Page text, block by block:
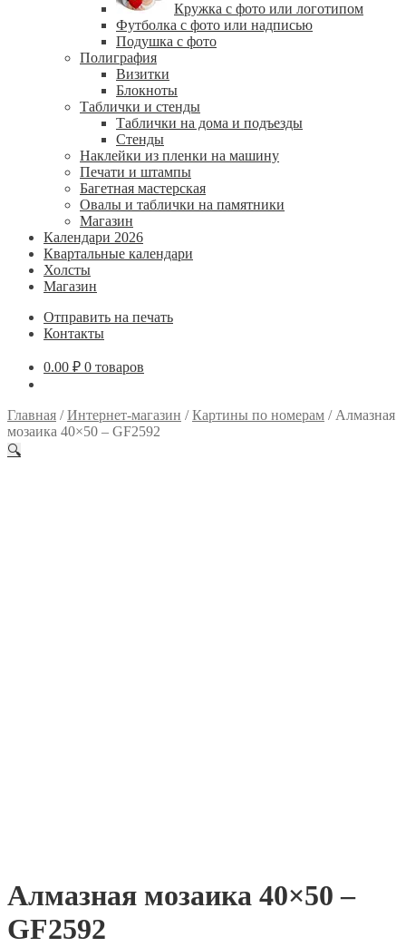
Кружка с фото или логотипом
Футболка с фото или надписью
Подушка с фото
Полиграфия
Визитки
Блокноты
Таблички и стенды
Таблички на дома и подъезды
Стенды
Наклейки из пленки на машину
Печати и штампы
Багетная мастерская
Овалы и таблички на памятники
Магазин
Календари 2026
Квартальные календари
Холсты
Магазин
Отправить на печать
Контакты
0.00 ₽ 0 товаров
Главная /Интернет-магазин /Картины по номерам / Алмазная
мозаика 40×50 – GF2592
🔍
Алмазная мозаика 40×50 –
GF2592